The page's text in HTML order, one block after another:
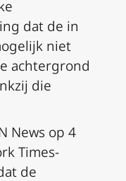
dat de in
niet
achtergrond
die
News op 4
Times-
de